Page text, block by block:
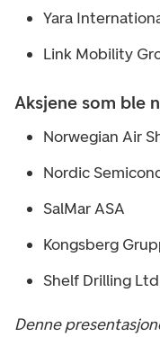
Yara
Link Mobility
Aksjene som ble
Norwegian Air
Nordic
SalMar ASA
Kongsberg
Shelf Drilling
Denne